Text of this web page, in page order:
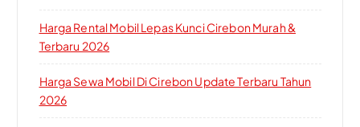
Harga Rental Mobil Lepas Kunci Cirebon Murah &
Terbaru 2026
Harga Sewa Mobil Di Cirebon Update Terbaru Tahun
2026